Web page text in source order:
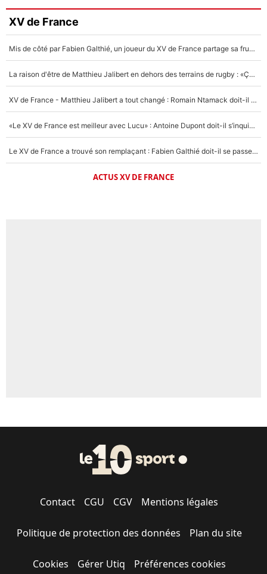
XV de France
Mis de côté par Fabien Galthié, un joueur du XV de France partage sa frustration : «ils ne me l’ont pas dit tout de suite»
La raison d'être de Matthieu Jalibert en dehors des terrains de rugby : «Ça m'atteint autant que si tu touches à un membre de ma famille»
XV de France - Matthieu Jalibert a tout changé : Romain Ntamack doit-il s’inquiéter pour sa place à un an de la Coupe du monde ?
«Le XV de France est meilleur avec Lucu» : Antoine Dupont doit-il s’inquiéter pour sa place ?
Le XV de France a trouvé son remplaçant : Fabien Galthié doit-il se passer d'Antoine Dupont ?
ACTUS XV DE FRANCE
Contact CGU CGV Mentions légales
Politique de protection des données Plan du site
Cookies Gérer Utiq Préférences cookies